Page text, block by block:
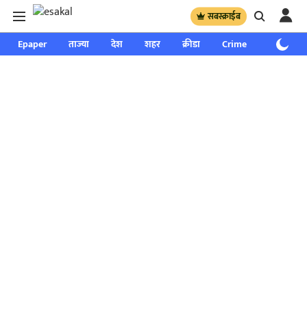
सबस्क्राईब
Epaper ताज्या देश शहर क्रीडा Crime साप्ताहिक